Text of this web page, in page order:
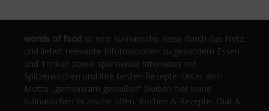
worlds of food ist eine kulinarische Reise durch das Netz
und liefert relevante Informationen zu gesundem Essen
und Trinken sowie spannende Interviews mit
Spitzenköchen und ihre besten Rezepte. Unter dem
Motto „gemeinsam genießen“ bleiben hier keine
kulinarischen Wünsche offen. Kochen & Rezepte, Diät &